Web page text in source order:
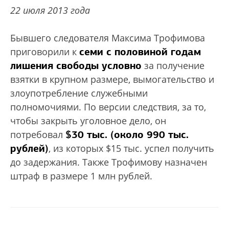
22 июля 2013 года
Бывшего следователя Максима Трофимова
приговорили к семи с половиной годам
лишения свободы условно за получение
взятки в крупном размере, вымогательство и
злоупотребление служебными
полномочиями. По версии следствия, за то,
чтобы закрыть уголовное дело, он
потребовал $30 тыс. (около 990 тыс.
рублей), из которых $15 тыс. успел получить
до задержания. Также Трофимову назначен
штраф в размере 1 млн рублей.